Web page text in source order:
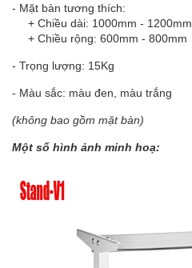
- Mặt bàn tương thích:
+ Chiều dài: 1000mm - 1200mm
+ Chiều rộng: 600mm - 800mm
- Trọng lượng: 15Kg
- Màu sắc: màu đen, màu trắng
(không bao gồm mặt bàn)
Một số hình ảnh minh hoạ: